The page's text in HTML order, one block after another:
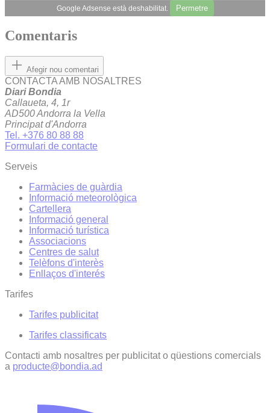
Google Adsense està deshabilitat. Permetre
Comentaris
Afegir nou comentari
CONTACTA AMB NOSALTRES
Diari Bondia
Callaueta, 4, 1r
AD500 Andorra la Vella
Principat d'Andorra
Tel. +376 80 88 88
Formulari de contacte
Serveis
Farmàcies de guàrdia
Informació meteorològica
Cartellera
Informació general
Informació turística
Associacions
Centres de salut
Telèfons d'interès
Enllaços d'interés
Tarifes
Tarifes publicitat
Tarifes classificats
Contacti amb nosaltres per publicitat o qüestions comercials
a producte@bondia.ad